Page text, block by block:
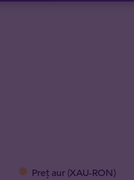
Preț aur (XAU-RON)